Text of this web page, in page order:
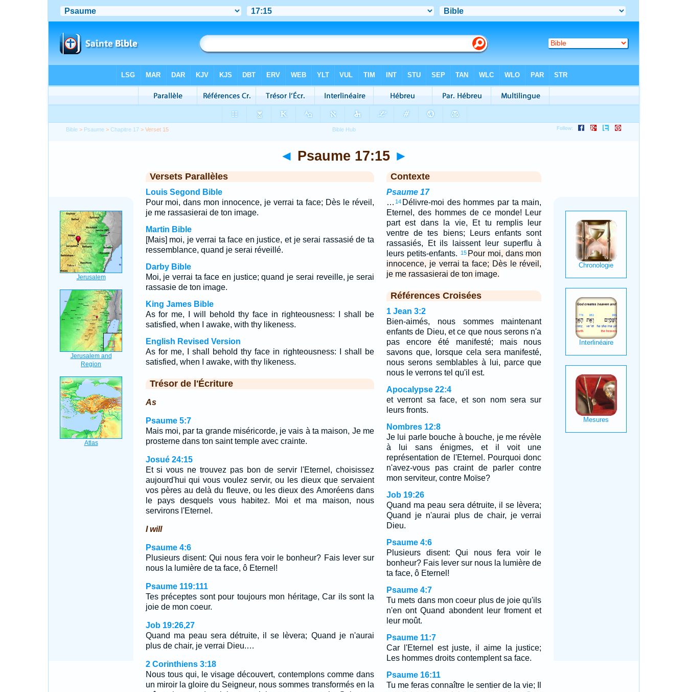
Bible > Psaume >Chapitre 17 > Verset 15
◄ Psaume 17:15 ►
Versets Parallèles
Louis Segond Bible
Pour moi, dans mon innocence, je verrai ta face; Dès le réveil,
je me rassasierai de ton image.
Martin Bible
[Mais] moi, je verrai ta face en justice, et je serai rassasié de ta
ressemblance, quand je serai réveillé.
Darby Bible
Moi, je verrai ta face en justice; quand je serai reveille, je serai
rassasie de ton image.
King James Bible
As for me, I will behold thy face in righteousness: I shall be
satisfied, when I awake, with thy likeness.
English Revised Version
As for me, I shall behold thy face in righteousness: I shall be
satisfied, when I awake, with thy likeness.
Trésor de l'Écriture
As
Psaume 5:7
Mais moi, par ta grande miséricorde, je vais à ta maison, Je me
prosterne dans ton saint temple avec crainte.
Josué 24:15
Et si vous ne trouvez pas bon de servir l'Eternel, choisissez
aujourd'hui qui vous voulez servir, ou les dieux que servaient
vos pères au delà du fleuve, ou les dieux des Amoréens dans
le pays desquels vous habitez. Moi et ma maison, nous
servirons l'Eternel.
I will
Psaume 4:6
Plusieurs disent: Qui nous fera voir le bonheur? Fais lever sur
nous la lumière de ta face, ô Eternel!
Psaume 119:111
Tes préceptes sont pour toujours mon héritage, Car ils sont la
joie de mon coeur.
Job 19:26,27
Quand ma peau sera détruite, il se lèvera; Quand je n'aurai
plus de chair, je verrai Dieu.…
2 Corinthiens 3:18
Nous tous qui, le visage découvert, contemplons comme dans
un miroir la gloire du Seigneur, nous sommes transformés en la
Contexte
Psaume 17
… 14 Délivre-moi des hommes par ta main,
Eternel, des hommes de ce monde! Leur
part est dans la vie, Et tu remplis leur
ventre de tes biens; Leurs enfants sont
rassasiés, Et ils laissent leur superflu à
leurs petits-enfants.
15 Pour moi, dans mon
innocence, je verrai ta face; Dès le réveil,
je me rassasierai de ton image.
Références Croisées
1 Jean 3:2
Bien-aimés, nous sommes maintenant
enfants de Dieu, et ce que nous serons n'a
pas encore été manifesté; mais nous
savons que, lorsque cela sera manifesté,
nous serons semblables à lui, parce que
nous le verrons tel qu'il est.
Apocalypse 22:4
et verront sa face, et son nom sera sur
leurs fronts.
Nombres 12:8
Je lui parle bouche à bouche, je me révèle
à lui sans énigmes, et il voit une
représentation de l'Eternel. Pourquoi donc
n'avez-vous pas craint de parler contre
mon serviteur, contre Moïse?
Job 19:26
Quand ma peau sera détruite, il se lèvera;
Quand je n'aurai plus de chair, je verrai
Dieu.
Psaume 4:6
Plusieurs disent: Qui nous fera voir le
bonheur? Fais lever sur nous la lumière de
ta face, ô Eternel!
Psaume 4:7
Tu mets dans mon coeur plus de joie qu'ils
n'en ont Quand abondent leur froment et
leur moût.
Psaume 11:7
Car l'Eternel est juste, il aime la justice;
Les hommes droits contemplent sa face.
Psaume 16:11
Tu me feras connaître le sentier de la vie; Il